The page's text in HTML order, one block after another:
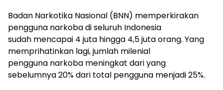
Badan Narkotika Nasional (BNN) memperkirakan
pengguna narkoba di seluruh Indonesia
sudah mencapai 4 juta hingga 4,5 juta orang. Yang
memprihatinkan lagi, jumlah milenial
pengguna narkoba meningkat dari yang
sebelumnya 20% dari total pengguna menjadi 25%.